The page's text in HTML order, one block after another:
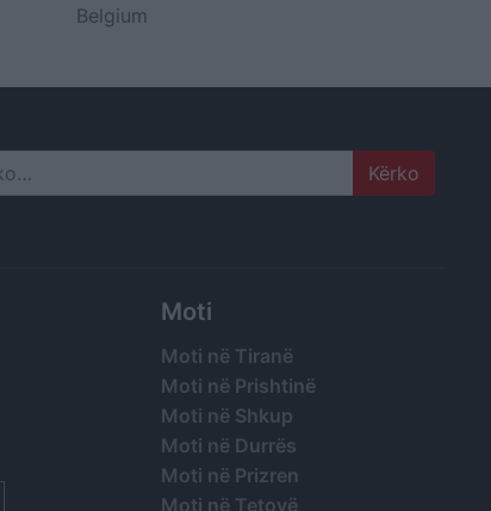
Belgium
Moti
Moti në Tiranë
Moti në Prishtinë
Moti në Shkup
Moti në Durrës
Moti në Prizren
Moti në Tetovë